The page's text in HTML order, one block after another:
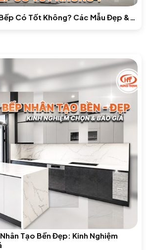
Có Tốt Không? Các Mẫu Đẹp &
Tạo Bền Đẹp: Kinh Nghiệm